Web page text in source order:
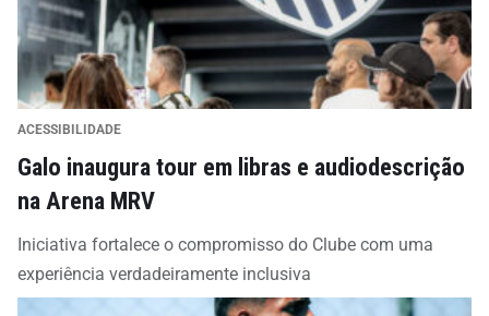
ACESSIBILIDADE
Galo inaugura tour em libras e audiodescrição
na Arena MRV
Iniciativa fortalece o compromisso do Clube com uma
experiência verdadeiramente inclusiva